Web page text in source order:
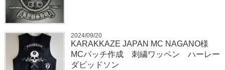
2024/09/20
KARAKKAZE JAPAN MC NAGANO様
MCパッチ作成 刺繍ワッペン ハーレー
ダビッドソン